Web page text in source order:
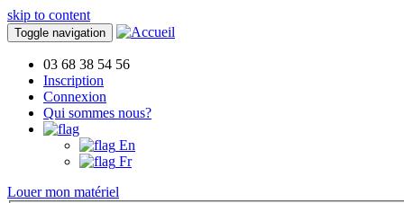
skip to content
Toggle navigation
03 68 38 54 56
Inscription
Connexion
Qui sommes nous?
En
Fr
Louer mon matériel